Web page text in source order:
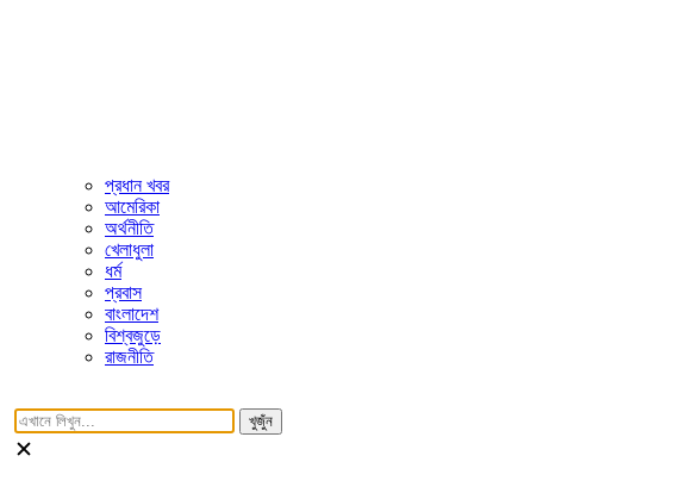
প্রধান খবর
আমেরিকা
অর্থনীতি
খেলাধুলা
ধর্ম
প্রবাস
বাংলাদেশ
বিশ্বজুড়ে
রাজনীতি
খুজুঁন